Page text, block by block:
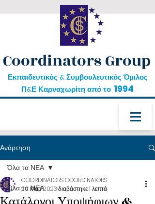
Coordinators Group
Εκπαιδευτικός & Συμβουλευτικός Όμιλος
Π&Ε Καρναχωρίτη από το 1994
Ανάρτηση
Όλα τα ΝΕΑ
Όλα τα ΝΕΑ
COORDINATORS COORDINATORS
20 Μαρ 2023διαβάστηκε 1 λεπτά